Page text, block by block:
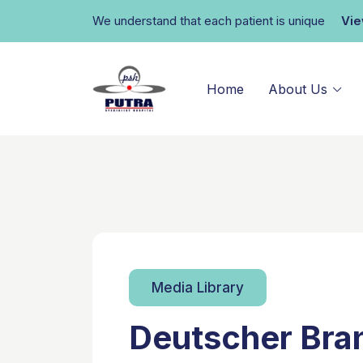
We understand that each patient is unique
Home About Us
Media Library
Deutscher